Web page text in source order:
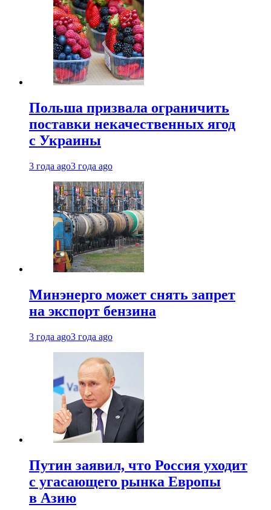
Польша призвала ограничить
поставки некачественных ягод
с Украины
3 года ago3 года ago
Минэнерго может снять запрет
на экспорт бензина
3 года ago3 года ago
Путин заявил, что Россия уходит
с угасающего рынка Европы
в Азию